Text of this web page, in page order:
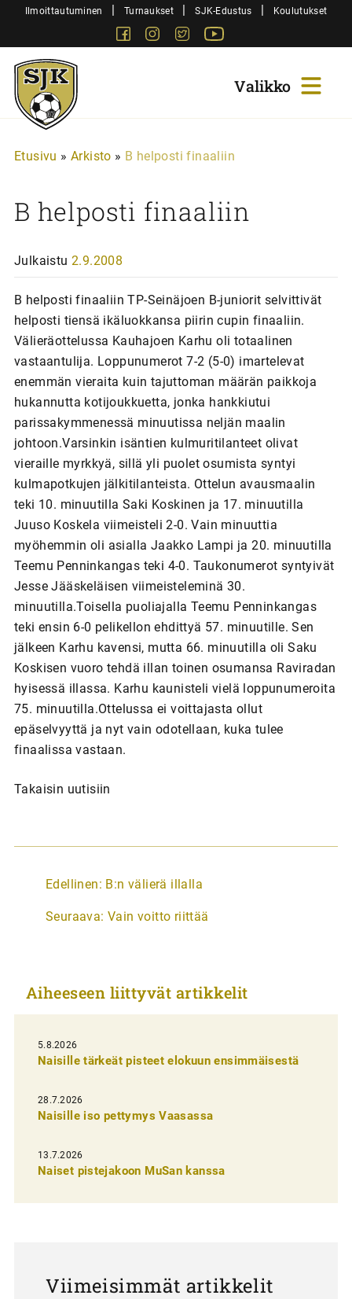
SiirryIlmoittautuminen | Turnaukset | SJK-Edustus | Koulutukset
FacebookInstagram
Twitter
Sjk-
Juniorit
Etusivu » Arkisto » B helposti finaaliin
B helposti finaaliin
Julkaistu 2.9.2008
B helposti finaaliin TP-Seinäjoen B-juniorit selvittivät
helposti tiensä ikäluokkansa piirin cupin finaaliin.
Välieräottelussa Kauhajoen Karhu oli totaalinen
vastaantulija. Loppunumerot 7-2 (5-0) imartelevat
enemmän vieraita kuin tajuttoman määrän paikkoja
hukannutta kotijoukkuetta, jonka hankkiutui
parissakymmenessä minuutissa neljän maalin
johtoon.Varsinkin isäntien kulmuritilanteet olivat
vieraille myrkkyä, sillä yli puolet osumista syntyi
kulmapotkujen jälkitilanteista. Ottelun avausmaalin
teki 10. minuutilla Saki Koskinen ja 17. minuutilla
Juuso Koskela viimeisteli 2-0. Vain minuuttia
myöhemmin oli asialla Jaakko Lampi ja 20. minuutilla
Teemu Penninkangas teki 4-0. Taukonumerot syntyivät
Jesse Jääskeläisen viimeisteleminä 30.
minuutilla.Toisella puoliajalla Teemu Penninkangas
teki ensin 6-0 pelikellon ehdittyä 57. minuutille. Sen
jälkeen Karhu kavensi, mutta 66. minuutilla oli Saku
Koskisen vuoro tehdä illan toinen osumansa Raviradan
hyisessä illassa. Karhu kaunisteli vielä loppunumeroita
75. minuutilla.Ottelussa ei voittajasta ollut
epäselvyyttä ja nyt vain odotellaan, kuka tulee
finaalissa vastaan.
Takaisin uutisiin
A
t
k
e
l
i
e
n
e
Edellinen: B:n välierä illalla
Seuraava: Vain voitto riittää
Aiheeseen liittyvät artikkelit
5.8.2026
Naisille tärkeät pisteet elokuun ensimmäisestä
28.7.2026
Naisille iso pettymys Vaasassa
13.7.2026
Naiset pistejakoon MuSan kanssa
Viimeisimmät artikkelit